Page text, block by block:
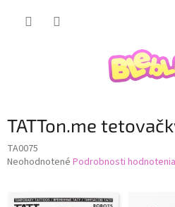
TATTon.me
TA0075
Priemerné
Neohodnotené Podrobnosti hodnotenia